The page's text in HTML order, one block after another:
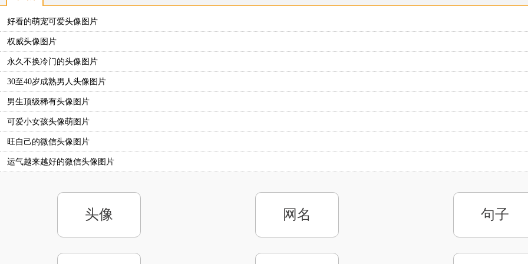
好看的萌宠可爱头像图片
权威头像图片
永久不换冷门的头像图片
30至40岁成熟男人头像图片
男生顶级稀有头像图片
可爱小女孩头像萌图片
旺自己的微信头像图片
运气越来越好的微信头像图片
头像 网名 句子